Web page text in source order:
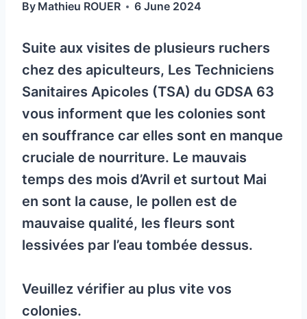
By Mathieu ROUER 6 June 2024
Suite aux visites de plusieurs ruchers
chez des apiculteurs, Les Techniciens
Sanitaires Apicoles (TSA) du GDSA 63
vous informent que les colonies sont
en souffrance car elles sont en manque
cruciale de nourriture. Le mauvais
temps des mois d’Avril et surtout Mai
en sont la cause, le pollen est de
mauvaise qualité, les fleurs sont
lessivées par l’eau tombée dessus.
Veuillez vérifier au plus vite vos
colonies.